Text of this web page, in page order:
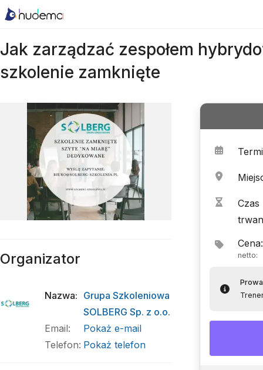
Jak zarządzać zespołem
szkolenie zamknięte
Czas
Cena:
netto:
Organizator
Nazwa: Grupa Szkoleniowa
SOLBERG Sp. z o.o.
Email:
Pokaż e-mail
Telefon: Pokaż telefon